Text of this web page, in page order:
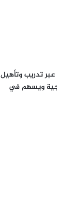
تدريب وتأهيل
ويسهم في